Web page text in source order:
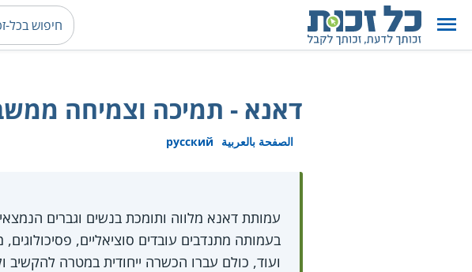
דאנא - תמיכה וצמיחה
الصفحة بالعربية
русский
עמותת דאנא מלווה ותומכת בנשים וגברים
בעמותה מתנדבים עובדים סוציאליים,
ועוד, כולם עברו הכשרה ייחודית במטרה להקשיב